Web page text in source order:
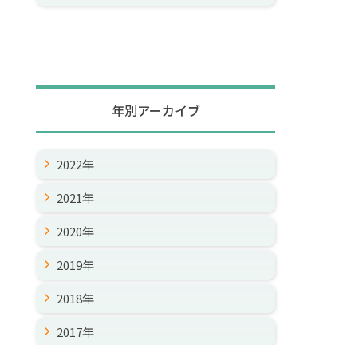
年別アーカイブ
2022年
2021年
2020年
2019年
2018年
2017年